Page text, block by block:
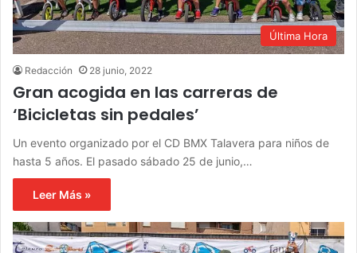
Última Hora
Redacción 28 junio, 2022
Gran acogida en las carreras de
‘Bicicletas sin pedales’
Un evento organizado por el CD BMX Talavera para niños de
hasta 5 años. El pasado sábado 25 de junio,…
Leer Más »